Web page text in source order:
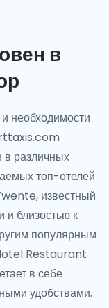
в
необходимости
в различных
топ-отелей
известный
близостью к
популярным
Restaurant
в себе
удобствами.